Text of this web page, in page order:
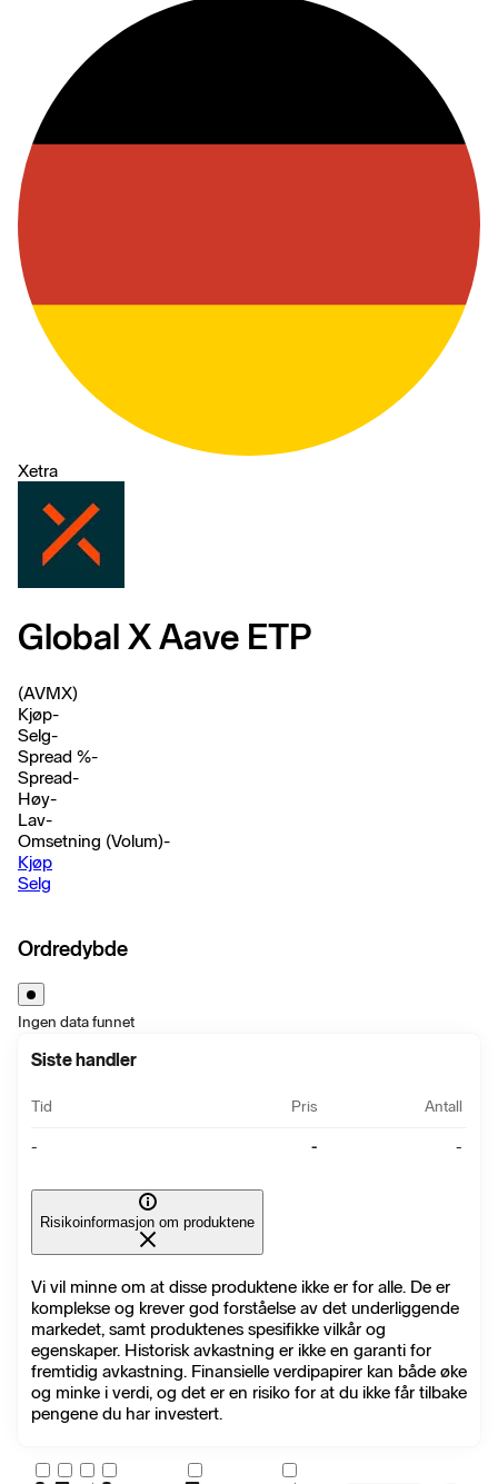
Xetra
Global X Aave ETP
(AVMX)
Kjøp-
Selg-
Spread %-
Spread-
Høy-
Lav-
Omsetning (Volum)-
Kjøp
Selg
Ordredybde
Ingen data funnet
Siste handler
Tid Pris Antall
- - -
Risikoinformasjon om produktene
Vi vil minne om at disse produktene ikke er for alle. De er
komplekse og krever god forståelse av det underliggende
markedet, samt produktenes spesifikke vilkår og
egenskaper. Historisk avkastning er ikke en garanti for
fremtidig avkastning. Finansielle verdipapirer kan både øke
og minke i verdi, og det er en risiko for at du ikke får tilbake
pengene du har investert.